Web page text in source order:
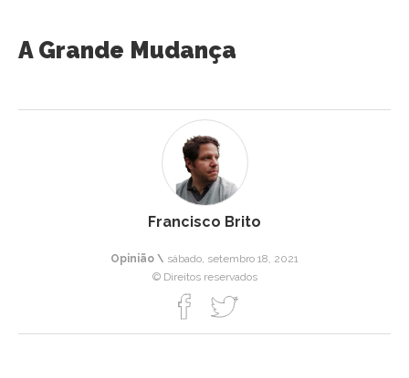
A Grande Mudança
Francisco Brito
Opinião \ sábado, setembro 18, 2021
© Direitos reservados